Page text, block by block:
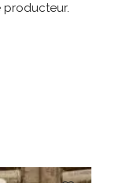
producteur.